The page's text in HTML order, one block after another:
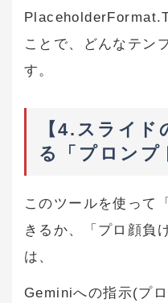
ことで、どんなテン
す。
【4.スライ
る「プロンプ
このツールを使って
きるか、「プロ顔負
は、
Geminiへの指示(プ